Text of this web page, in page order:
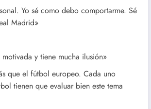
Yo sé como debo comportarme. Sé
Madrid»
y tiene mucha ilusión»
que el fútbol europeo. Cada uno
tienen que evaluar bien este tema